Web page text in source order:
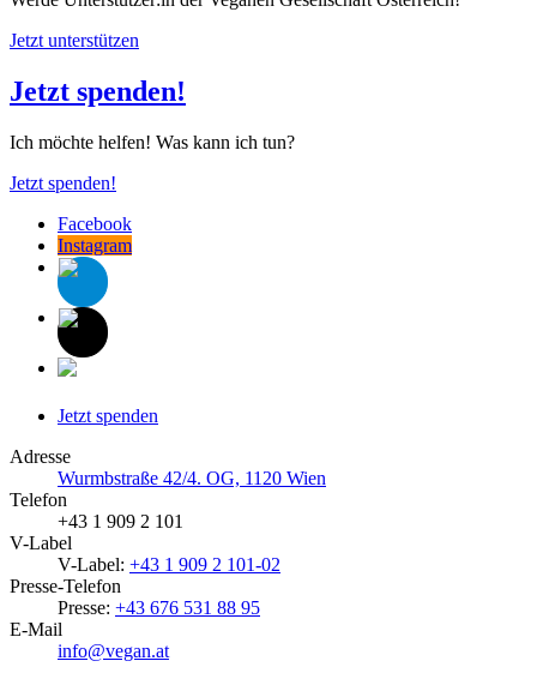
Jetzt unterstützen
Jetzt spenden!
Ich möchte helfen! Was kann ich tun?
Jetzt spenden!
Facebook
Instagram
Jetzt spenden
Adresse
Wurmbstraße 42/4. OG, 1120 Wien
Telefon
+43 1 909 2 101
V-Label
V-Label: +43 1 909 2 101-02
Presse-Telefon
Presse: +43 676 531 88 95
E-Mail
info@vegan.at